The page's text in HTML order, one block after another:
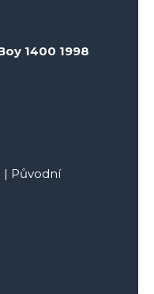
1400 1998
| Původní